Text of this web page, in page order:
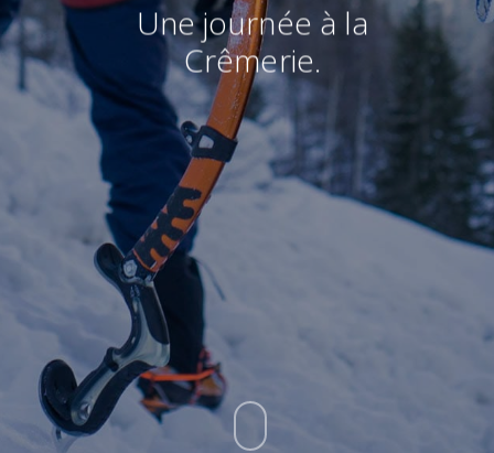
Une journée à la
Crêmerie.